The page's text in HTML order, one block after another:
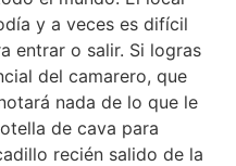
y a veces es difícil
entrar o salir. Si logras
del camarero, que
nada de lo que le
de cava para
recién salido de la